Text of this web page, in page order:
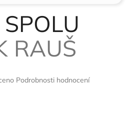
RAUŠ
Podrobnosti hodnocení